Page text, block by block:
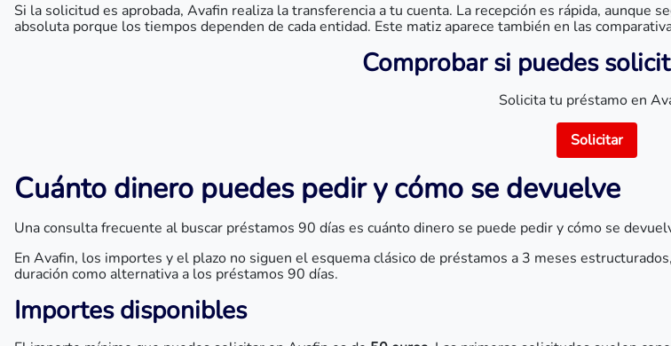
Si la solicitud es aprobada, Avafin realiza la transferencia a tu cuenta. La recepción es rápida,
absoluta porque los tiempos dependen de cada entidad. Este matiz aparece también en las
Comprobar si puedes
Solicita tu préstamo en
Solicitar
Cuánto dinero puedes pedir y cómo se devuelve
Una consulta frecuente al buscar préstamos 90 días es cuánto dinero se puede pedir y cómo se
En Avafin, los importes y el plazo no siguen el esquema clásico de préstamos a 3 meses
duración como alternativa a los préstamos 90 días.
Importes disponibles